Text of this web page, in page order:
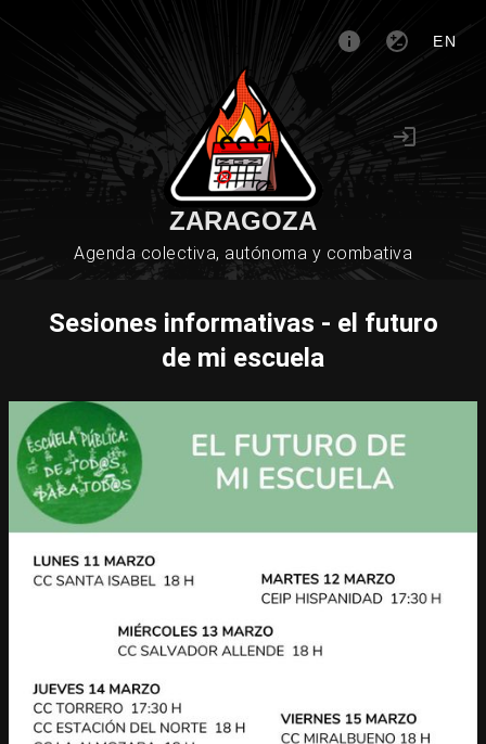
EN
ZARAGOZA
Agenda colectiva, autónoma y combativa
Sesiones informativas - el futuro
de mi escuela